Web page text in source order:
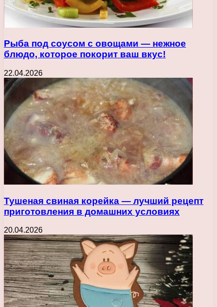
Рыба под соусом с овощами — нежное
блюдо, которое покорит ваш вкус!
22.04.2026
Тушеная свиная корейка — лучший рецепт
приготовления в домашних условиях
20.04.2026